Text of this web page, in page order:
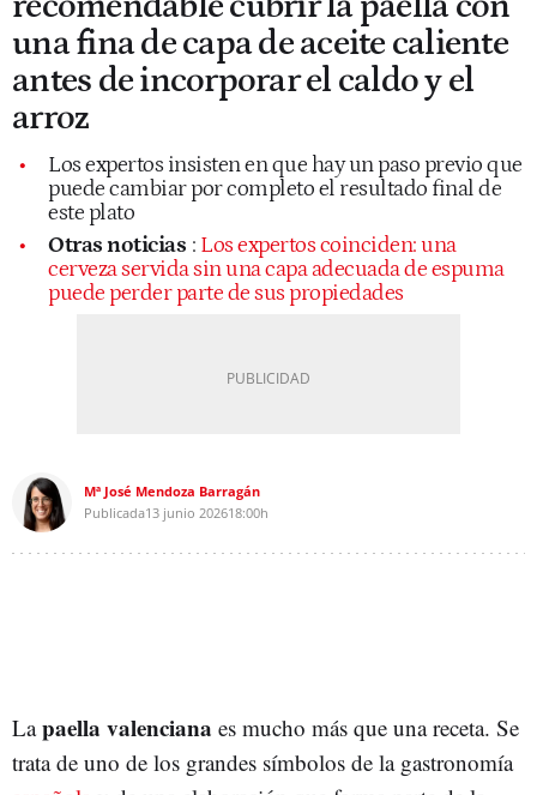
una fina de capa de aceite caliente
antes de incorporar el caldo y el
arroz
Los expertos insisten en que hay un paso previo que
puede cambiar por completo el resultado final de
este plato
Otras noticias : Los expertos coinciden: una
cerveza servida sin una capa adecuada de espuma
puede perder parte de sus propiedades
Mª José Mendoza Barragán
Publicada13 junio 202618:00h
Lapaella valenciana es mucho más que una receta. Se
trata de uno de los grandes símbolos de la gastronomía